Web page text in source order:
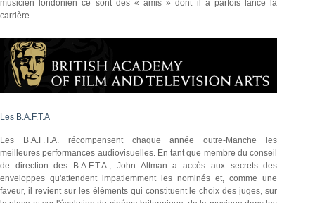
musicien londonien ce sont des « amis » dont il a parfois lancé la
carrière.
Les B.A.F.T.A
Les B.A.F.T.A. récompensent chaque année outre-Manche les
meilleures performances audiovisuelles. En tant que membre du conseil
de direction des B.A.F.T.A., John Altman a accès aux secrets des
enveloppes qu'attendent impatiemment les nominés et, comme une
faveur, il revient sur les éléments qui constituent le choix des juges, sur